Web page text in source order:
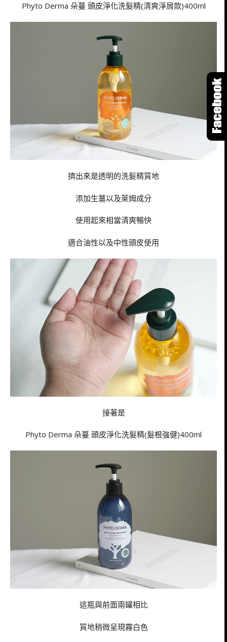
Phyto Derma 朵蔓 頭皮淨化洗髮精(清爽淨屑款)400ml
擠出來是透明的洗髮精質地
添加生薑以及萊姆成分
使用起來相當清爽暢快
適合油性以及中性頭皮使用
接著是
Phyto Derma 朵蔓 頭皮淨化洗髮精(髮根強健)400ml
這瓶與前面兩罐相比
質地稍微呈現霧白色